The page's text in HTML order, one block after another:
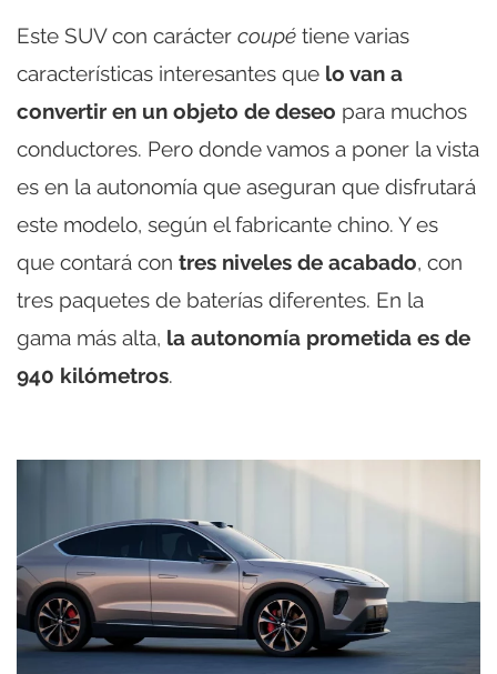
Este SUV con carácter coupé tiene varias
características interesantes que lo van a
convertir en un objeto de deseo para muchos
conductores. Pero donde vamos a poner la vista
es en la autonomía que aseguran que disfrutará
este modelo, según el fabricante chino. Y es
que contará con tres niveles de acabado, con
tres paquetes de baterías diferentes. En la
gama más alta, la autonomía prometida es de
940 kilómetros.